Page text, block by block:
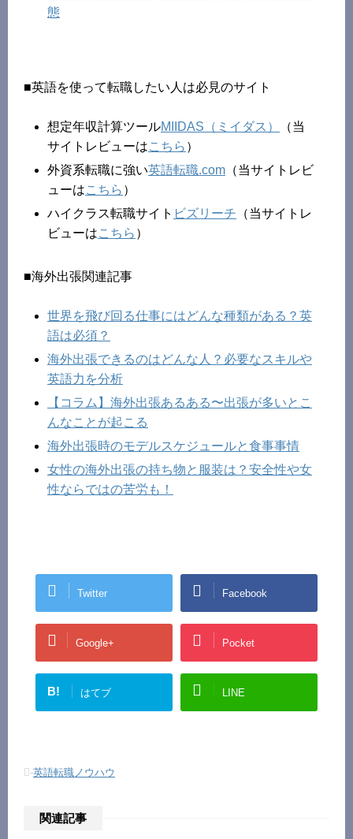
態
■英語を使って転職したい人は必見のサイト
想定年収計算ツールMIIDAS（ミイダス）
（当
サイトレビューはこちら ）
外資系転職に強い英語転職.com （当サイトレビ
ューはこちら ）
ハイクラス転職サイト ビズリーチ （当サイトレ
ビューはこちら ）
■海外出張関連記事
世界を飛び回る仕事にはどんな種類がある？英
語は必須？
海外出張できるのはどんな人？必要なスキルや
英語力を分析
【コラム】海外出張あるある〜出張が多いとこ
んなことが起こる
海外出張時のモデルスケジュールと食事事情
女性の海外出張の持ち物と服装は？安全性や女
性ならではの苦労も！
Twitter Facebook
Google+ Pocket
B! はてブ LINE
-英語転職ノウハウ
関連記事